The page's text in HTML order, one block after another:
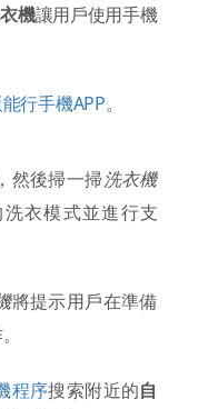
機讓用戶使用手機
行手機APP。
然後掃一掃洗衣機
衣模式並進行支
將提示用戶在準備
程序搜索附近的自